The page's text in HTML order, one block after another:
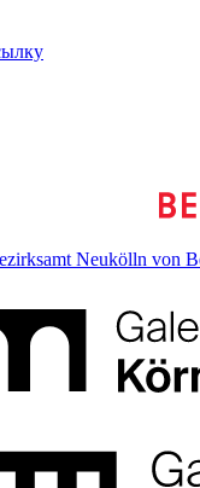
Neukölln von